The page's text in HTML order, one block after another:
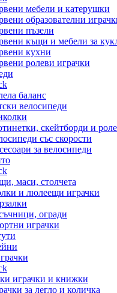
мебели и катерушки
образователни
пъзели
къщи и мебели за
кухни
ролеви играчки
баланс
велосипеди
скейтборди и
със скорости
за велосипеди
маси, столчета
и люлеещи играчки
огради
играчки
играчки и книжки
за легло и количка